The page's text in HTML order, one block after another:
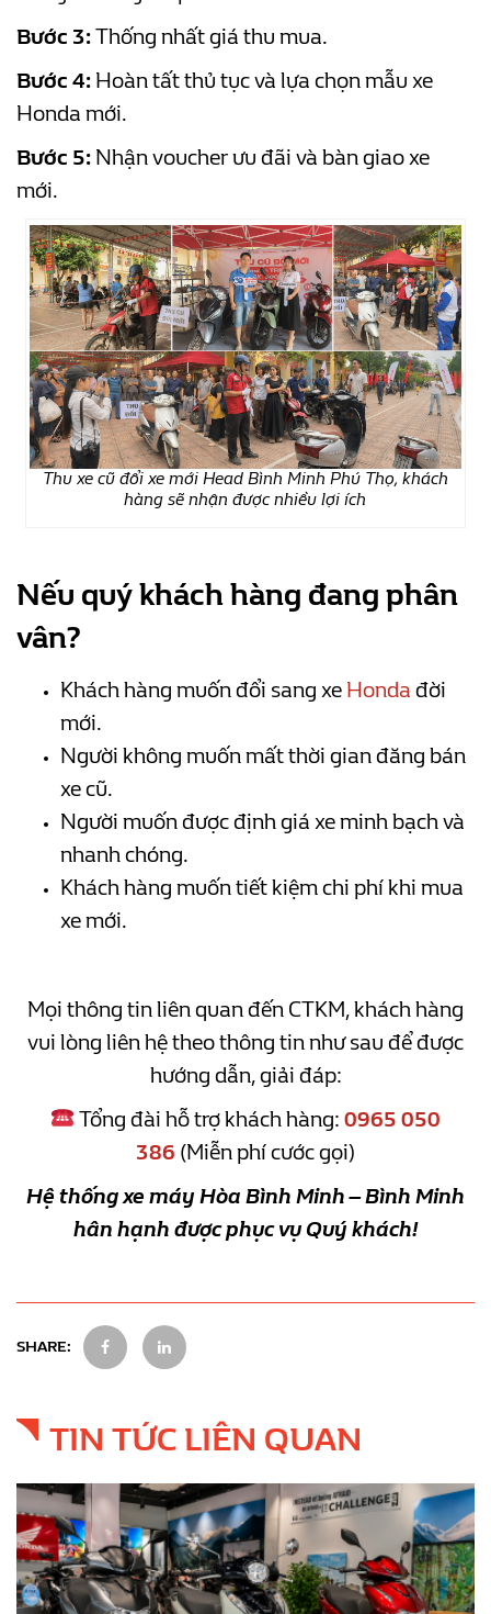
Bước 3:Thống nhất giá thu mua.
Bước 4: Hoàn tất thủ tục và lựa chọn mẫu xe
Honda mới.
Bước 5: Nhận voucher ưu đãi và bàn giao xe
mới.
Thu xe cũ đổi xe mới Head Bình Minh Phú Thọ, khách
hàng sẽ nhận được nhiều lợi ích
Nếu quý khách hàng đang phân
vân?
Khách hàng muốn đổi sang xe Honda đời
mới.
Người không muốn mất thời gian đăng bán
xe cũ.
Người muốn được định giá xe minh bạch và
nhanh chóng.
Khách hàng muốn tiết kiệm chi phí khi mua
xe mới.
Mọi thông tin liên quan đến CTKM, khách hàng
vui lòng liên hệ theo thông tin như sau để được
hướng dẫn, giải đáp:
Tổng đài hỗ trợ khách hàng:0965 050
386 (Miễn phí cước gọi)
Hệ thống xe máy Hòa Bình Minh – Bình Minh
hân hạnh được phục vụ Quý khách!
SHARE:
TIN TỨC LIÊN QUAN